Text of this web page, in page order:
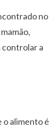
no
controlar a
o alimento é